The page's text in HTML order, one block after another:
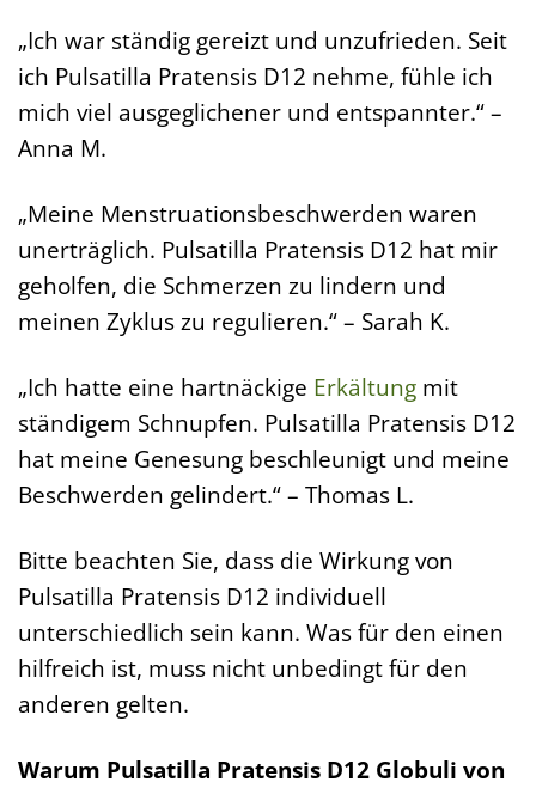
„Ich war ständig gereizt und unzufrieden. Seit
ich Pulsatilla Pratensis D12 nehme, fühle ich
mich viel ausgeglichener und entspannter.“ –
Anna M.
„Meine Menstruationsbeschwerden waren
unerträglich. Pulsatilla Pratensis D12 hat mir
geholfen, die Schmerzen zu lindern und
meinen Zyklus zu regulieren.“ – Sarah K.
„Ich hatte eine hartnäckige Erkältung mit
ständigem Schnupfen. Pulsatilla Pratensis D12
hat meine Genesung beschleunigt und meine
Beschwerden gelindert.“ – Thomas L.
Bitte beachten Sie, dass die Wirkung von
Pulsatilla Pratensis D12 individuell
unterschiedlich sein kann. Was für den einen
hilfreich ist, muss nicht unbedingt für den
anderen gelten.
Warum Pulsatilla Pratensis D12 Globuli von